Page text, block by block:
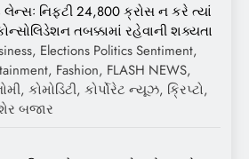
લેન્સઃ નિફ્ટી 24,800 ક્રોસ ન કરે ત્યાં
તબક્કામાં રહેવાની શક્યતા
Elections Politics Sentiment,
Fashion, FLASH NEWS,
કોમોડિટી, કોર્પોરેટ ન્યૂઝ, ક્રિપ્ટો,
બજાર